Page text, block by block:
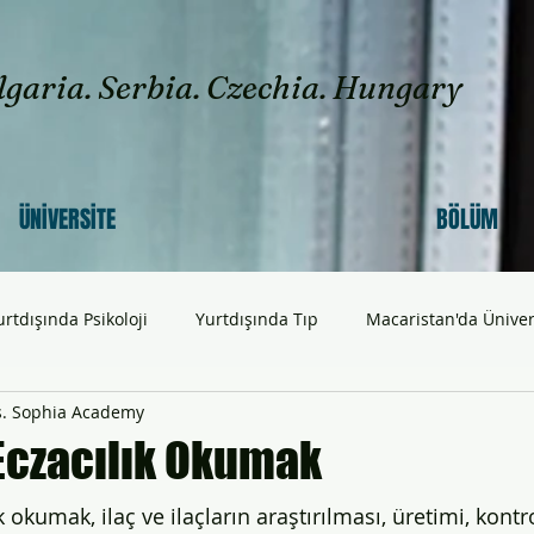
Serbia. Czechia. Hungary
ÜNİVERSİTE BÖLÜM
Psikoloji Yurtdışında Tıp Macaristan'da
Üniversite
Mühendislik & Teknoloji Yurtdışında Diş Hekimliği
Okumak
Sophia Academy
okumak, ilaç ve ilaçların araştırılması, üretimi,